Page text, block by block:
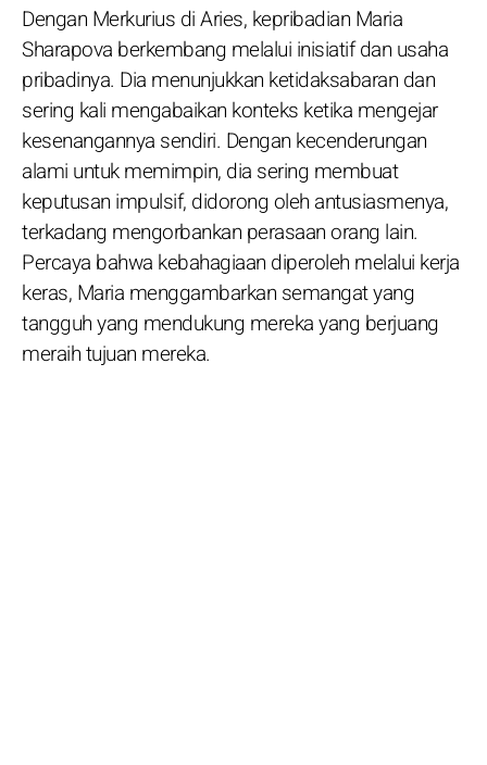
Dengan Merkurius di Aries, kepribadian Maria
Sharapova berkembang melalui inisiatif dan usaha
pribadinya. Dia menunjukkan ketidaksabaran dan
sering kali mengabaikan konteks ketika mengejar
kesenangannya sendiri. Dengan kecenderungan
alami untuk memimpin, dia sering membuat
keputusan impulsif, didorong oleh antusiasmenya,
terkadang mengorbankan perasaan orang lain.
Percaya bahwa kebahagiaan diperoleh melalui kerja
keras, Maria menggambarkan semangat yang
tangguh yang mendukung mereka yang berjuang
meraih tujuan mereka.